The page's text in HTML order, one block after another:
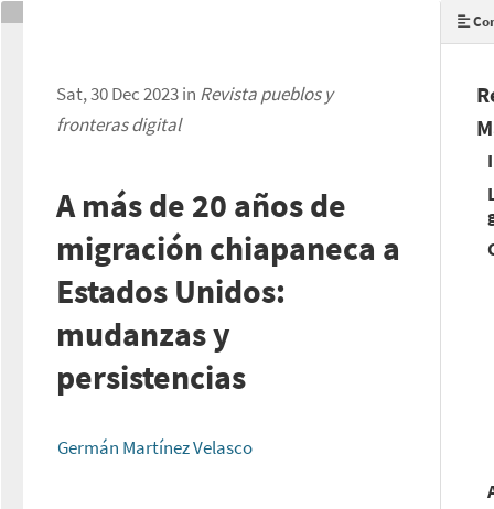
Sat, 30 Dec 2023 in Revista pueblos y
fronteras digital
A más de 20 años de
migración chiapaneca a
Estados Unidos:
mudanzas y
persistencias
Germán Martínez Velasco